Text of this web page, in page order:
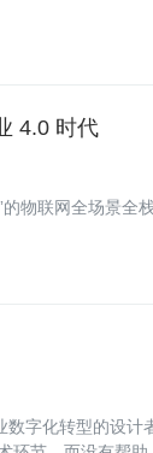
4.0 时代
物联网全场景全
字化转型的设